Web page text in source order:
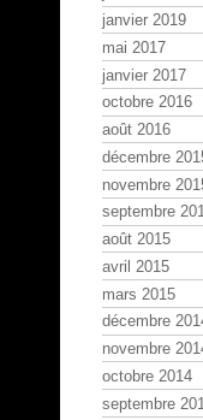
janvier 2019
mai 2017
janvier 2017
octobre 2016
août 2016
décembre
novembre
septembre
août 2015
avril 2015
mars 2015
décembre
novembre
octobre 2014
septembre